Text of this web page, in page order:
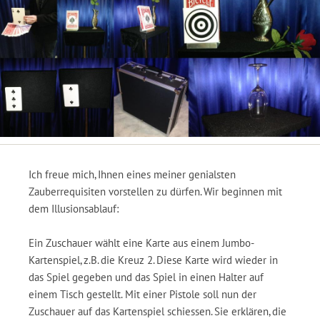
Ich freue mich, Ihnen eines meiner genialsten
Zauberrequisiten vorstellen zu dürfen. Wir beginnen mit
dem Illusionsablauf:
Ein Zuschauer wählt eine Karte aus einem Jumbo-
Kartenspiel, z.B. die Kreuz 2. Diese Karte wird wieder in
das Spiel gegeben und das Spiel in einen Halter auf
einem Tisch gestellt. Mit einer Pistole soll nun der
Zuschauer auf das Kartenspiel schiessen. Sie erklären, die